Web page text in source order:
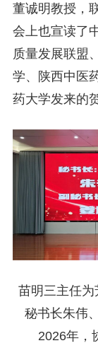
董诚明教授，
会上也宣读了
质量发展联盟
学、陕西中医
药大学发来的
苗明三主任
秘书长朱伟
2026年，协